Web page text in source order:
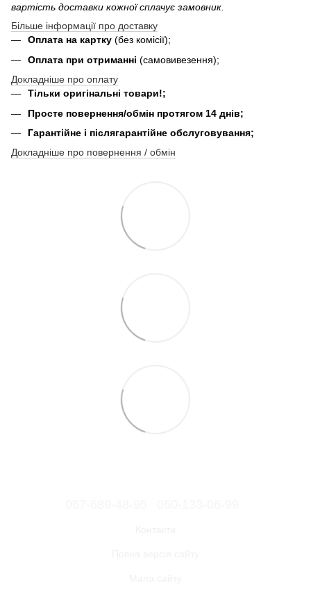
вартість доставки кожної сплачує замовник.
Більше інформації про доставку
Оплата на картку (без комісії);
Оплата при отриманні (самовивезення);
Докладніше про оплату
Тільки оригінальні товари!;
Просте повернення/обмін протягом 14 днів;
Гарантійне і післягарантійне обслуговування;
Докладніше про повернення / обмін